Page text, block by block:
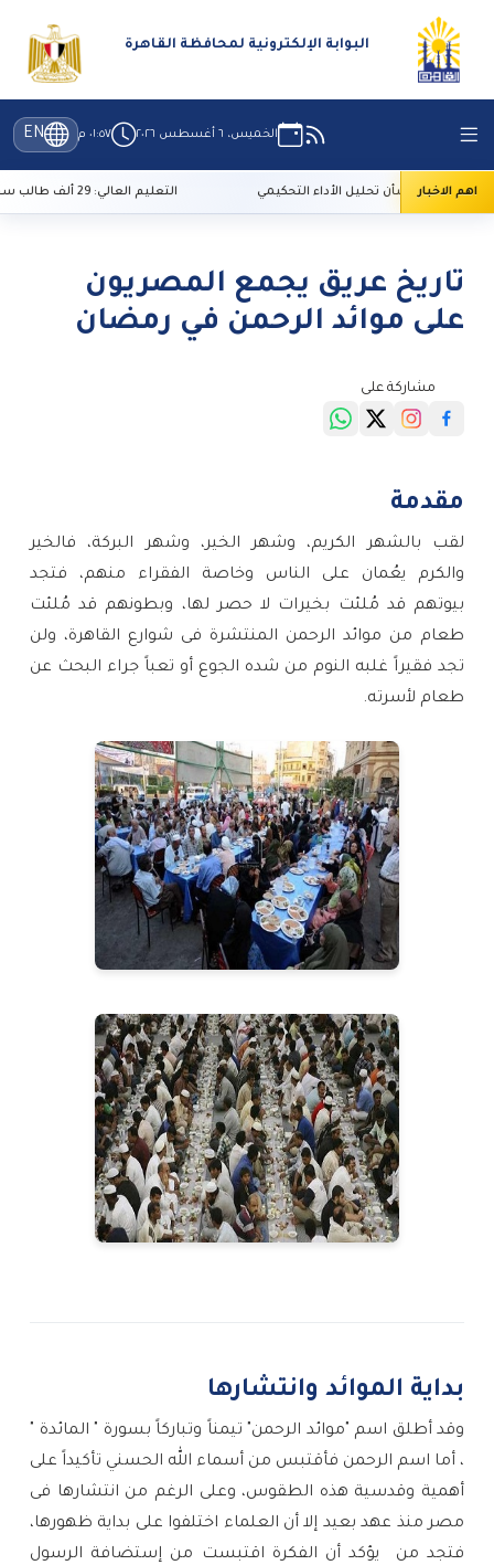
البوابة الإلكترونية لمحافظة القاهرة
الخميس، ٦ أغسطس ٢٠٢٦ ٠١:٥٧ م EN
اهم الاخبار
جديدة بشأن تحليل الأداء التحكيمي التعليم العالي: 29 ألف طالب سجلوا رغباتهم في تنسيق المرحلة الأولى
تاريخ عريق يجمع المصريون
على موائد الرحمن في رمضان
مشاركة على
مقدمة
لقب بالشهر الكريم، وشهر الخير، وشهر البركة، فالخير
والكرم يعُمان على الناس وخاصة الفقراء منهم، فتجد
بيوتهم قد مُلئت بخيرات لا حصر لها، وبطونهم قد مُلئت
طعام من موائد الرحمن المنتشرة فى شوارع القاهرة، ولن
تجد فقيراً غلبه النوم من شده الجوع أو تعباً جراء البحث عن
طعام لأسرته.
بداية الموائد وانتشارها
وقد أطلق اسم "موائد الرحمن" تيمناً وتباركاً بسورة " المائدة "
، أما اسم الرحمن فأقتبس من أسماء الله الحسني تأكيداً على
أهمية وقدسية هذه الطقوس، وعلى الرغم من انتشارها فى
مصر منذ عهد بعيد إلا أن العلماء اختلفوا على بداية ظهورها،
فتجد من يؤكد أن الفكرة اقتبست من إستضافة الرسول